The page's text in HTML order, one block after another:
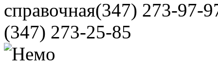
справочная(347) 273-97-
(347) 273-25-85